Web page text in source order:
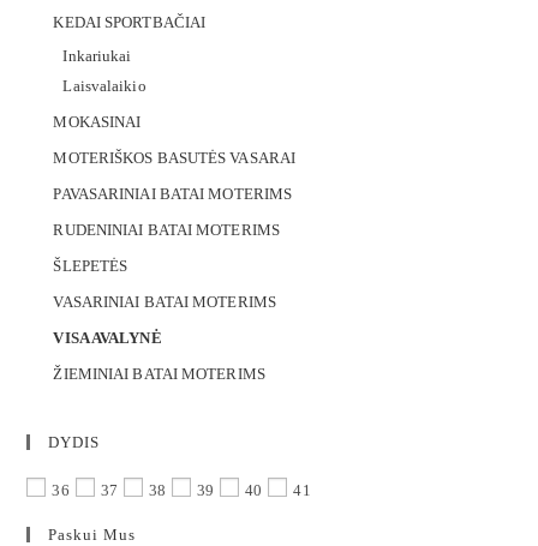
KEDAI SPORTBAČIAI
Inkariukai
Laisvalaikio
MOKASINAI
MOTERIŠKOS BASUTĖS VASARAI
PAVASARINIAI BATAI MOTERIMS
RUDENINIAI BATAI MOTERIMS
ŠLEPETĖS
VASARINIAI BATAI MOTERIMS
VISA AVALYNĖ
ŽIEMINIAI BATAI MOTERIMS
DYDIS
36 37 38 39 40 41
Paskui Mus